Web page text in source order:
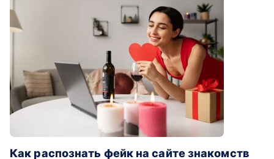
Как распознать фейк на сайте знакомств